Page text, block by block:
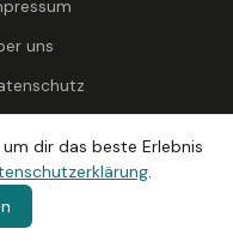
uns
dir das beste Erlebnis
.